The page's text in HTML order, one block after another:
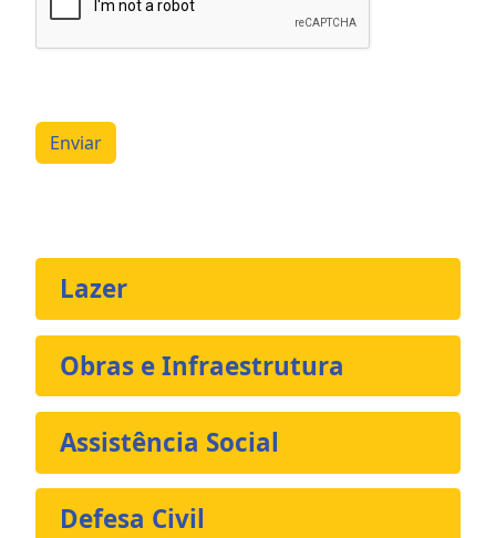
Enviar
Lazer
Obras e Infraestrutura
Assistência Social
Defesa Civil